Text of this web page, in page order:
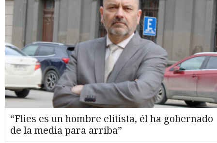
“Flies es un hombre elitista, él ha gobernado
de la media para arriba”